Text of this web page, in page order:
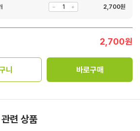
2,700원
2,700원
니 바로구매
관련 상품